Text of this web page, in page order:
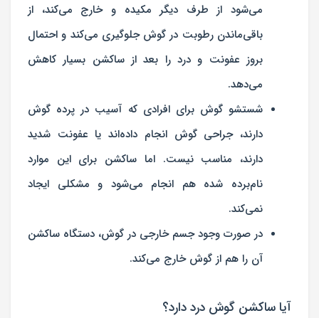
می‌شود از طرف دیگر مکیده و خارج می‌کند، از
باقی‌ماندن رطوبت در گوش جلوگیری می‌کند و احتمال
بروز عفونت و درد را بعد از ساکشن بسیار کاهش
می‌دهد.
شستشو گوش برای افرادی که آسیب در پرده گوش
دارند، جراحی گوش انجام داده‌اند یا عفونت شدید
دارند، مناسب نیست. اما ساکشن برای این موارد
نام‌برده شده هم انجام می‌شود و مشکلی ایجاد
نمی‌کند.
در صورت وجود جسم خارجی در گوش، دستگاه ساکشن
آن را هم از گوش خارج می‌کند.
آیا ساکشن گوش درد دارد؟